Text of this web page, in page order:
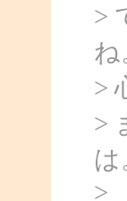
>
ね
>
>
は
>